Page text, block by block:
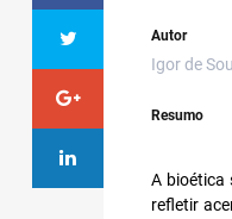
Autor
Igor de
Resumo
A bioética
refletir